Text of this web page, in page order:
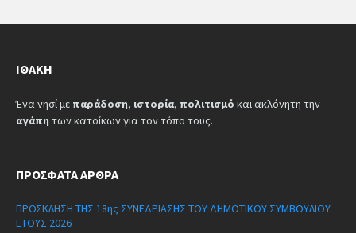
ΙΘΆΚΗ
Ένα νησί με παράδοση, ιστορία, πολιτισμό και ακλόνητη την
αγάπη των κατοίκων για τον τόπο τους.
ΠΡΌΣΦΑΤΑ ΆΡΘΡΑ
ΠΡΟΣΚΛΗΣΗ ΤΗΣ 18ης ΣΥΝΕΔΡΙΑΣΗΣ ΤΟΥ ΔΗΜΟΤΙΚΟΥ ΣΥΜΒΟΥΛΙΟΥ
ΕΤΟΥΣ 2026